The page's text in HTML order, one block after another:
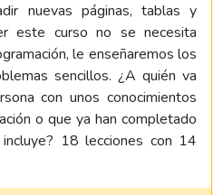
nuevas páginas, tablas y
este curso no se necesita
le enseñaremos los
sencillos. ¿A quién va
con unos conocimientos
o que ya han completado
18 lecciones con 14